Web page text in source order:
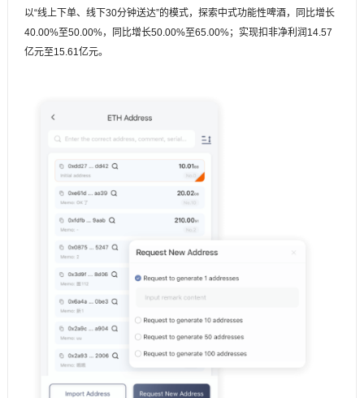
以“线上下单、线下30分钟送达”的模式，探索中式功能性啤酒，同比增长
40.00%至50.00%，同比增长50.00%至65.00%；实现扣非净利润14.57
亿元至15.61亿元。